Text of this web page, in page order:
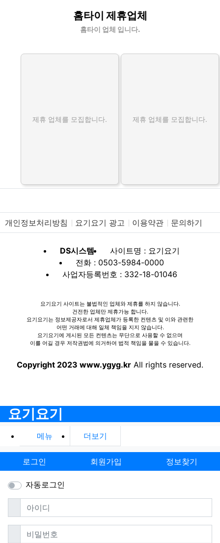
홈타이 제휴업체
홈타이 업체 입니다.
제휴 업체를 모집합니다. 제휴 업체를 모집합니다.
개인정보처리방침 요기요기 광고 이용약관 문의하기
DS시스템
사이트명 : 요기요기
전화 : 0503-5984-0000
사업자등록번호 : 332-18-01046
요기요기 사이트는 불법적인 업체와 제휴를 하지 않습니다.
건전한 업체만 제휴가능 합니다.
요기요기는 정보제공자로서 제휴업체가 등록한 컨텐츠 및 이와 관련한
어떤 거래에 대해 일체 책임을 지지 않습니다.
요기요기에 게시된 모든 컨텐츠는 무단으로 사용할 수 없으며
이를 어길 경우 저작권법에 의거하여 법적 책임을 물을 수 있습니다.
Copyright 2023 www.ygyg.kr All rights reserved.
요기요기
메뉴 더보기
로그인 회원가입 정보찾기
자동로그인
아이디필수
비밀번호필수